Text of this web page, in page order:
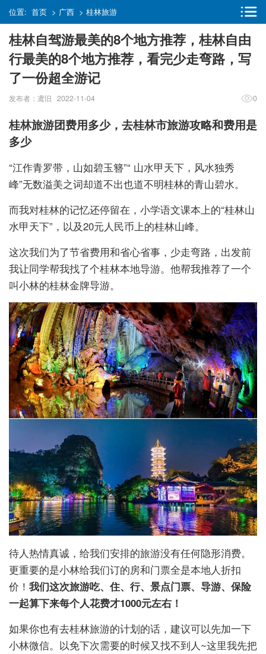
位置: 首页 > 广西 > 桂林旅游
桂林自驾游最美的8个地方推荐，桂林自由
行最美的8个地方推荐，看完少走弯路，写
了一份超全游记
发布者：鸢旧 2022-11-04 0
桂林旅游团费用多少，去桂林市旅游攻略和费用是
多少
“江作青罗带，山如碧玉簪”“ 山水甲天下，风水独秀
峰”无数溢美之词却道不出也道不明桂林的青山碧水。
而我对桂林的记忆还停留在，小学语文课本上的“桂林山
水甲天下”，以及20元人民币上的桂林山峰。
这次我们为了节省费用和省心省事，少走弯路，出发前
我让同学帮我找了个桂林本地导游。他帮我推荐了一个
叫小林的桂林金牌导游。
待人热情真诚，给我们安排的旅游没有任何隐形消费。
更重要的是小林给我们订的房和门票全是本地人折扣
价！ 我们这次旅游吃、住、行、景点门票、导游、保险
一起算下来每个人花费才1000元左右！
如果你也有去桂林旅游的计划的话，建议可以先加一下
小林微信。以免下次需要的时候又找不到人~这里我先把